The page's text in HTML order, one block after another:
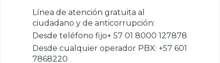
Línea de atención gratuita al
ciudadano y de anticorrupción:
Desde teléfono fijo+ 57 01 8000 127878
Desde cualquier operador PBX: +57 601
7868220